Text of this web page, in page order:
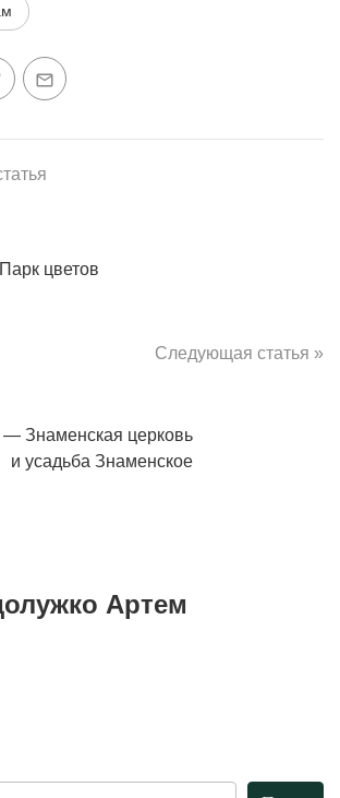
Парк цветов
Следующая статья »
Знаменская церковь
и усадьба Знаменское
Артем